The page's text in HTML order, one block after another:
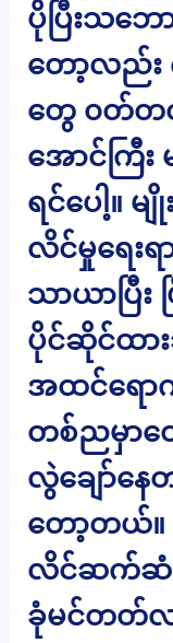
ပိုပြီးသဘ
တော့လည်း
တွေ ၀တ်တ
အောင်ကြီ
ရင်ပေါ့။
လိင်မှုရေး
သာယာပြီး
ပိုင်ဆိုင်ထ
အထင်ရော
တစ်ညမှာ
လွဲချော်န
တော့တယ်။
လိင်ဆက်ဆံခ
ခုံမင်တတ်လ